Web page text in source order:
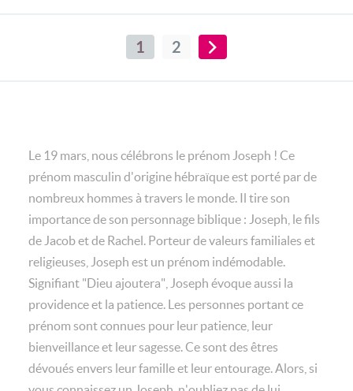
1 2
Le 19 mars, nous célébrons le prénom Joseph ! Ce
prénom masculin d'origine hébraïque est porté par de
nombreux hommes à travers le monde. Il tire son
importance de son personnage biblique : Joseph, le fils
de Jacob et de Rachel. Porteur de valeurs familiales et
religieuses, Joseph est un prénom indémodable.
Signifiant "Dieu ajoutera", Joseph évoque aussi la
providence et la patience. Les personnes portant ce
prénom sont connues pour leur patience, leur
bienveillance et leur sagesse. Ce sont des êtres
dévoués envers leur famille et leur entourage. Alors, si